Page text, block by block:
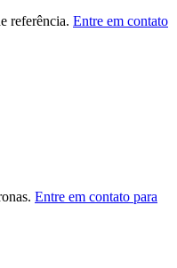
referência. Entre em contato
Entre em contato para